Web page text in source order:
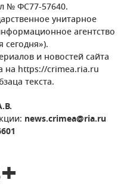
№ ФС77-57640.
унитарное
агентство
и новостей сайта
на https://crimea.ria.ru
текста.
news.crimea@ria.ru